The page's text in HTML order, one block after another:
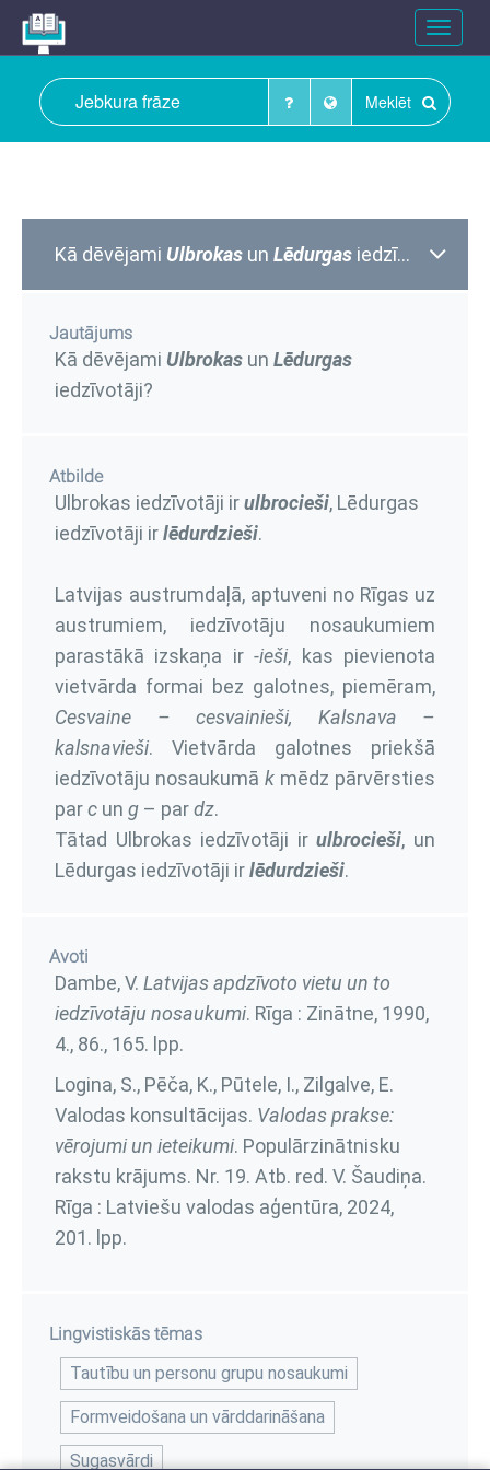
Toggle
Meklēt
Kā dēvējami Ulbrokas un Lēdurgas iedzīvotāji?
Jautājums
Kā dēvējami Ulbrokas un Lēdurgas
iedzīvotāji?
Atbilde
Ulbrokas iedzīvotāji irulbrocieši, Lēdurgas
iedzīvotāji irlēdurdzieši.
Latvijas austrumdaļā, aptuveni no Rīgas uz
austrumiem, iedzīvotāju nosaukumiem
parastākā izskaņa ir-ieši, kas pievienota
vietvārda formai bez galotnes, piemēram,
Cesvaine – cesvainieši, Kalsnava –
kalsnavieši. Vietvārda galotnes priekšā
iedzīvotāju nosaukumā k mēdz pārvērsties
parc un g – pardz.
Tātad Ulbrokas iedzīvotāji irulbrocieši, un
Lēdurgas iedzīvotāji irlēdurdzieši.
Avoti
Dambe, V. Latvijas apdzīvoto vietu un to
iedzīvotāju nosaukumi. Rīga : Zinātne, 1990,
4., 86., 165. lpp.
Logina, S., Pēča, K., Pūtele, I., Zilgalve, E.
Valodas konsultācijas. Valodas prakse:
vērojumi un ieteikumi. Populārzinātnisku
rakstu krājums. Nr. 19. Atb. red. V. Šaudiņa.
Rīga : Latviešu valodas aģentūra, 2024,
201. lpp.
Lingvistiskās tēmas
Tautību un personu grupu nosaukumi
Formveidošana un vārddarināšana
Sugasvārdi